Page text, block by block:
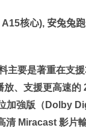
核心), 安兔兔
主要是著重在支援
放、支援更高速的
加強版（ Dolby
清 Miracast 影片